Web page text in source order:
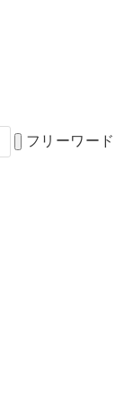
フリーワード